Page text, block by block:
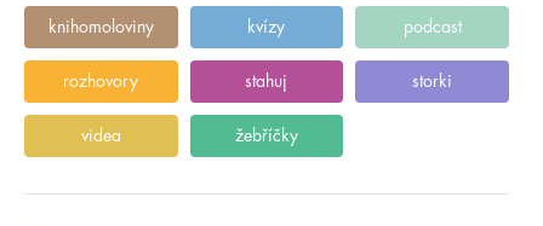
knihomoloviny kvízy podcast
rozhovory stahuj storki
videa žebříčky